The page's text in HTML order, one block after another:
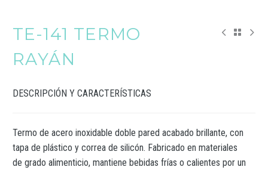
TE-141 TERMO
RAYÁN
DESCRIPCIÓN Y CARACTERÍSTICAS
Termo de acero inoxidable doble pared acabado brillante, con
tapa de plástico y correa de silicón. Fabricado en materiales
de grado alimenticio, mantiene bebidas frías o calientes por un